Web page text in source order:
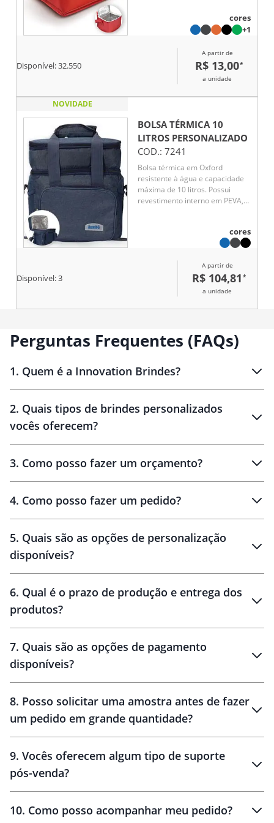
temperatura de alimentos e
bebidas por mais tempo. Uma
corporativo funcional, versátil e
personalizável para eventos,
campanhas promocionais e
cores
+1
Disponível:32.550
A partir de
R$ 13,00*
a unidade
NOVIDADE
BOLSA TÉRMICA 10
LITROS PERSONALIZADO
COD.: 7241
Bolsa térmica em Oxford
resistente à água e capacidade
máxima de 10 litros. Possui
revestimento interno em PEVA,
bebidas por mais tempo. Sua
tampa apresenta revestimento
compartimento frontal externo e
mais dois bolsos laterais em tela
alças de mão com suporte de
cores
Disponível:3
A partir de
R$ 104,81 *
a unidade
Perguntas Frequentes (FAQs)
1. Quem é a Innovation Brindes?
Brindes personalizados
2. Quais tipos de brindes personalizados
vocês oferecem?
personalizados
3. Como posso fazer um orçamento?
brinde
personalização
4. Como posso fazer um pedido?
amostra virtual
5. Quais são as opções de personalização
disponíveis?
6. Qual é o prazo de produção e entrega dos
produtos?
10 dias
brinde
48 horas
7. Quais são as opções de pagamento
disponíveis?
8. Posso solicitar uma amostra antes de fazer
um pedido em grande quantidade?
amostras
9. Vocês oferecem algum tipo de suporte
pós-venda?
10. Como posso acompanhar meu pedido?